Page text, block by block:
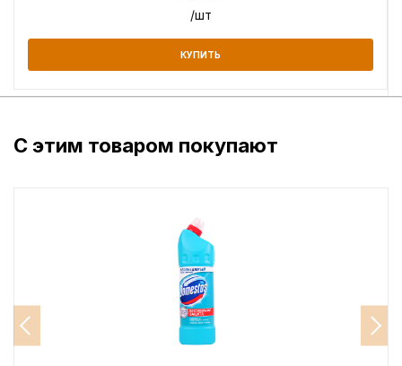
/шт
КУПИТЬ
С этим товаром покупают